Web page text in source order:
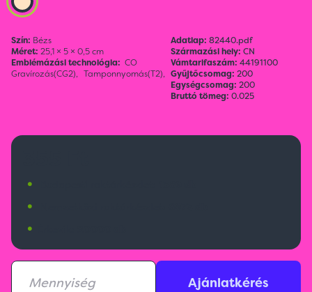
Szín: Bézs
Méret: 25,1 × 5 × 0,5 cm
Emblémázási technológia: CO
Gravírozás(CG2), Tamponnyomás(T2),
Adatlap: 82440.pdf
Származási hely: CN
Vámtarifaszám: 44191100
Gyűjtőcsomag: 200
Egységcsomag: 200
Bruttó tömeg: 0.025
•
•
•
Ajánlatkérés